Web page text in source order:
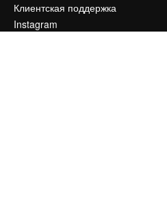
Клиентская поддержка
Instagram